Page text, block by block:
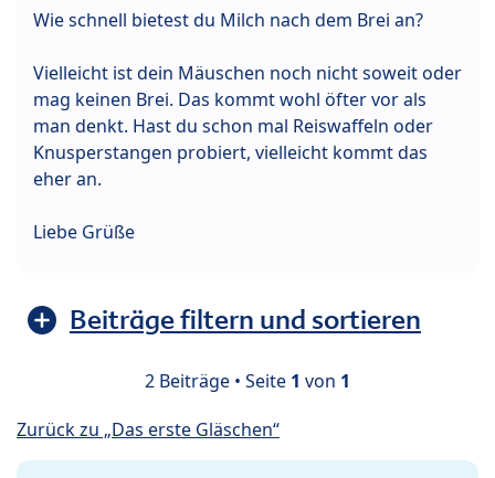
Wie schnell bietest du Milch nach dem Brei an?
Vielleicht ist dein Mäuschen noch nicht soweit oder
mag keinen Brei. Das kommt wohl öfter vor als
man denkt. Hast du schon mal Reiswaffeln oder
Knusperstangen probiert, vielleicht kommt das
eher an.
Liebe Grüße
Beiträge filtern und sortieren
2 Beiträge • Seite 1 von 1
Zurück zu „Das erste Gläschen“